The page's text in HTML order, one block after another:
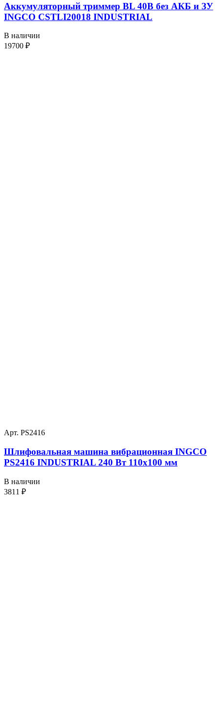
Аккумуляторный триммер BL 40В без АКБ и ЗУ
INGCO CSTLI20018 INDUSTRIAL
В наличии
19700 ₽
Арт. PS2416
Шлифовальная машина вибрационная INGCO
PS2416 INDUSTRIAL 240 Вт 110х100 мм
В наличии
3811 ₽